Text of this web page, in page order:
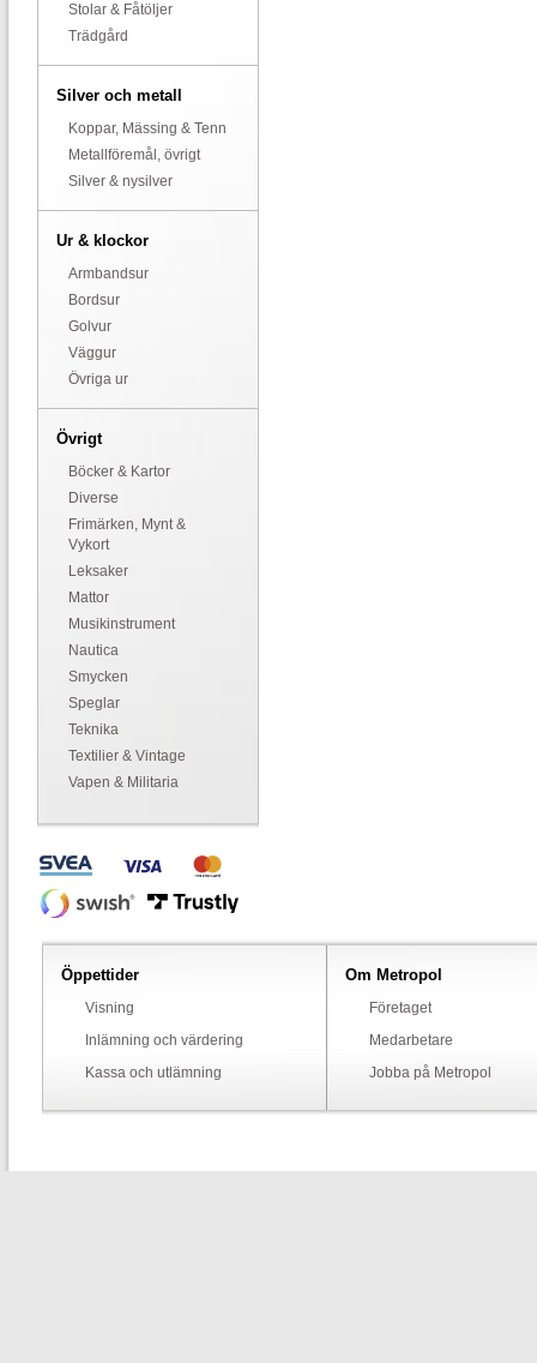
Stolar & Fåtöljer
Trädgård
Silver och metall
Koppar, Mässing & Tenn
Metallföremål, övrigt
Silver & nysilver
Ur & klockor
Armbandsur
Bordsur
Golvur
Väggur
Övriga ur
Övrigt
Böcker & Kartor
Diverse
Frimärken, Mynt &
Vykort
Leksaker
Mattor
Musikinstrument
Nautica
Smycken
Speglar
Teknika
Textilier & Vintage
Vapen & Militaria
Öppettider
Visning
Inlämning och värdering
Kassa och utlämning
Om Metropol
Företaget
Medarbetare
Jobba på Metropol